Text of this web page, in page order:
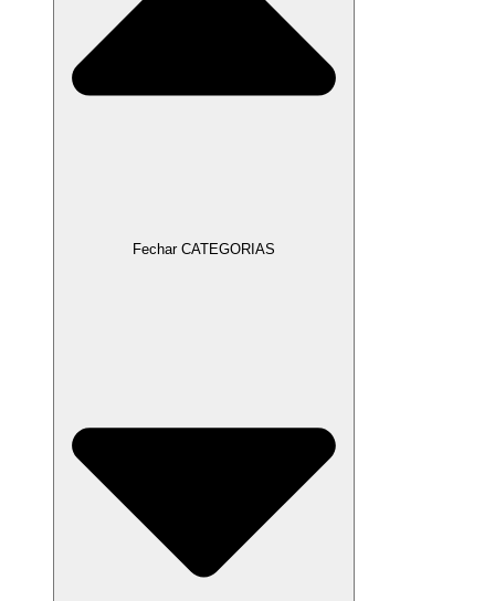
Fechar CATEGORIAS